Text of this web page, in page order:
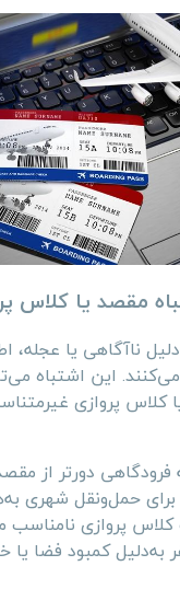
ناآگاهی یا عجله،
می‌کنند. این اشتباه
کلاس پروازی
فرودگاهی دورتر از
حمل‌ونقل شهری
پروازی
به‌دلیل کمبود فضا